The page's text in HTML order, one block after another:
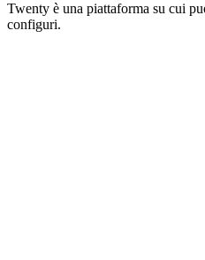
Twenty è una piattaforma su cui
configuri.